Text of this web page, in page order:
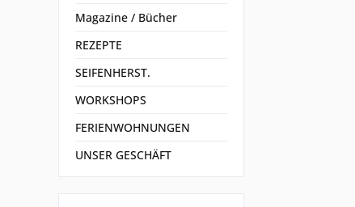
Magazine / Bücher
REZEPTE
SEIFENHERST.
WORKSHOPS
FERIENWOHNUNGEN
UNSER GESCHÄFT